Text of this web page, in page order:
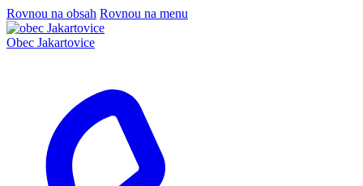
Rovnou na obsah Rovnou na menu
Obec Jakartovice